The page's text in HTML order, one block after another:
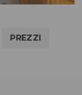
PREZZI